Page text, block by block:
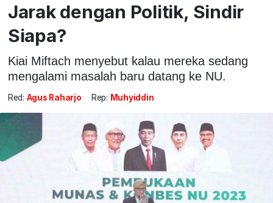
Jarak dengan Politik, Sindir
Siapa?
Kiai Miftach menyebut kalau mereka sedang
mengalami masalah baru datang ke NU.
Red: Agus Raharjo Rep: Muhyiddin